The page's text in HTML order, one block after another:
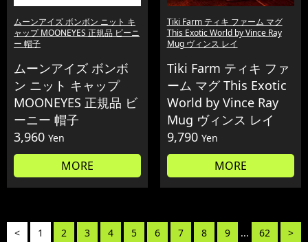
ムーンアイズ ボンボン ニット キ
ャップ MOONEYES 正規品 ビーニ
ー 帽子
ムーンアイズ ボンボ
ン ニット キャップ
MOONEYES 正規品 ビ
ーニー 帽子
3,960 Yen
MORE
Tiki Farm ティキ ファーム マグ
This Exotic World by Vince Ray
Mug ヴィンス レイ
Tiki Farm ティキ ファ
ーム マグ This Exotic
World by Vince Ray
Mug ヴィンス レイ
9,790 Yen
MORE
< 1 2 3 4 5 6 7 8 9 ... 62 >